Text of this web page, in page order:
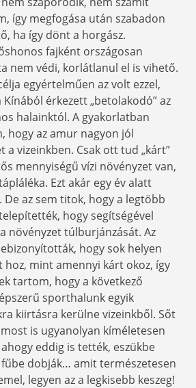
így megfogása után szabadon
ha így dönt a horgász.
fajként országosan
nem védi, korlátlanul el is vihető.
egyértelműen az volt ezzel,
Kínából érkezett „betolakodó” az
halainktól. A gyakorlatban
hogy az amur nagyon jól
a vizeinkben. Csak ott tud „kárt”
mennyiségű vízi növényzet van,
Ezt akár egy év alatt
De az sem titok, hogy a legtöbb
hogy segítségével
növényzet túlburjánzását. Az
hogy sok helyen
hoz, mint amennyi kárt okoz, így
tartom, hogy a következő
sporthalunk egyik
kiirtásra kerülne vizeinkből. Sőt
is ugyanolyan kíméletesen
eddig is tették, eszükbe
dobják… amit természetesen
legyen az a legkisebb keszeg!